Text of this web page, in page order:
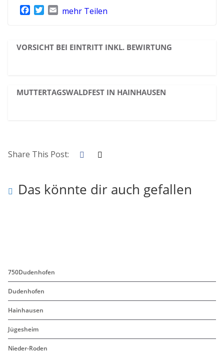
b
t
l
mehr Teilen
VORSICHT BEI EINTRITT INKL. BEWIRTUNG
MUTTERTAGSWALDFEST IN HAINHAUSEN
Share This Post:
Das könnte dir auch gefallen
750Dudenhofen
Dudenhofen
Hainhausen
Jügesheim
Nieder-Roden